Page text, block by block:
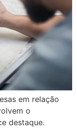
em relação
o
destaque.